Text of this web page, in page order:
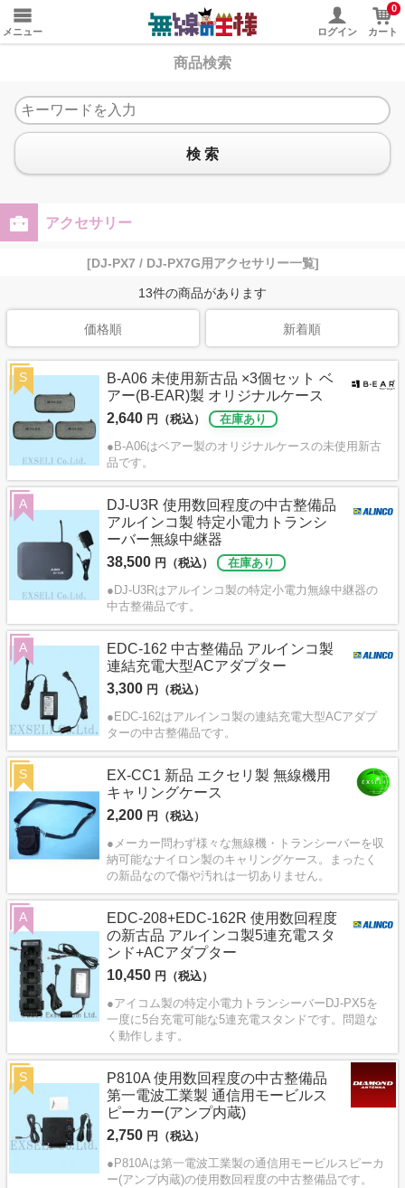
メニュー ログイン
0
カート
商品検索
検 索
アクセサリー
[DJ-PX7 / DJ-PX7G用アクセサリー一覧]
13件の商品があります
価格順 新着順
B-A06 未使用新古品 ×3個セット ベ
アー(B-EAR)製 オリジナルケース
2,640 円（税込）
在庫あり
●B-A06はベアー製のオリジナルケースの未使用新古
品です。
S
DJ-U3R 使用数回程度の中古整備品
アルインコ製 特定小電力トランシ
ーバー無線中継器
38,500 円（税込）
在庫あり
●DJ-U3Rはアルインコ製の特定小電力無線中継器の
中古整備品です。
A
EDC-162 中古整備品 アルインコ製
連結充電大型ACアダプター
3,300 円（税込）
●EDC-162はアルインコ製の連結充電大型ACアダプ
ターの中古整備品です。
A
EX-CC1 新品 エクセリ製 無線機用
キャリングケース
2,200 円（税込）
●メーカー問わず様々な無線機・トランシーバーを収
納可能なナイロン製のキャリングケース。まったく
の新品なので傷や汚れは一切ありません。
S
EDC-208+EDC-162R 使用数回程度
の新古品 アルインコ製5連充電スタ
ンド+ACアダプター
10,450 円（税込）
●アイコム製の特定小電力トランシーバーDJ-PX5を
一度に5台充電可能な5連充電スタンドです。問題な
く動作します。
A
P810A 使用数回程度の中古整備品
第一電波工業製 通信用モービルス
ピーカー(アンプ内蔵)
2,750 円（税込）
●P810Aは第一電波工業製の通信用モービルスピーカ
ー(アンプ内蔵)の使用数回程度の中古整備品です。
S